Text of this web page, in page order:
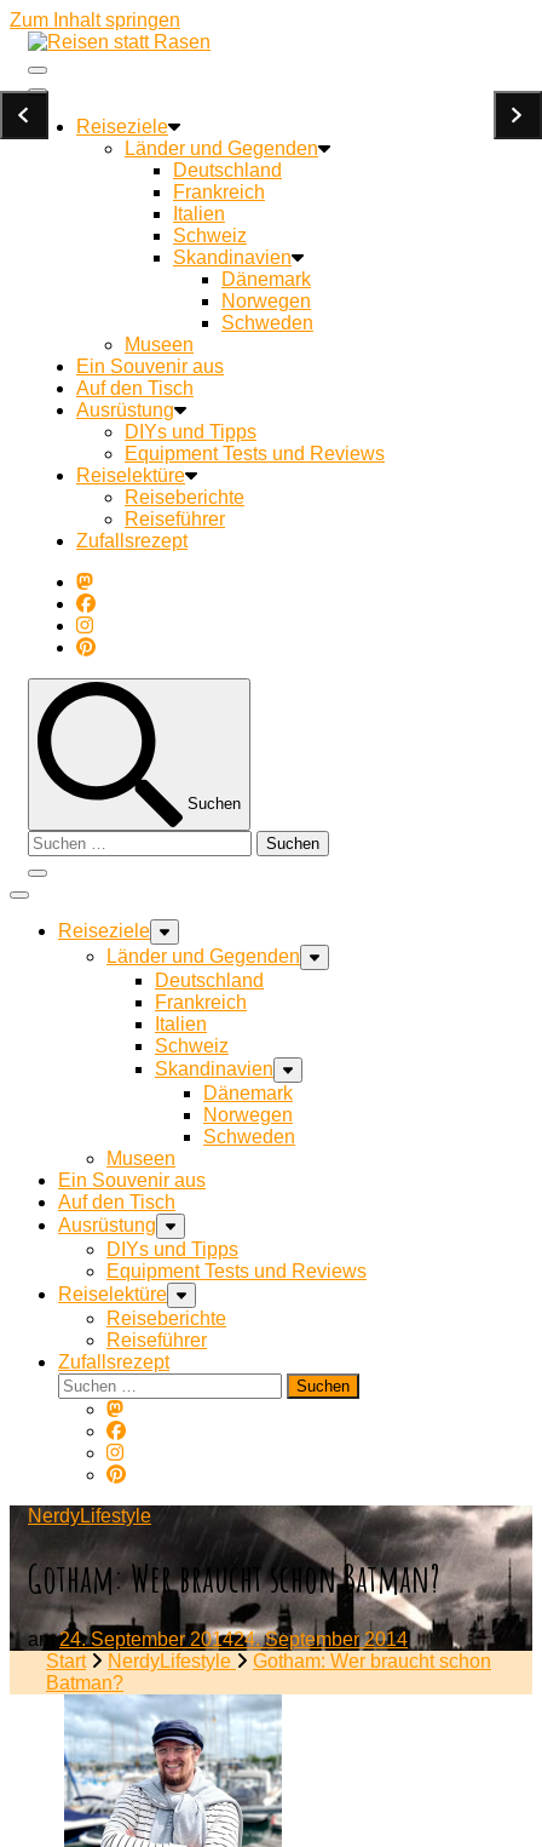
Zum Inhalt springen
Reisen statt Rasen
Reiseziele
Länder und Gegenden
Deutschland
Frankreich
Italien
Schweiz
Skandinavien
Dänemark
Norwegen
Schweden
Museen
Ein Souvenir aus
Auf den Tisch
Ausrüstung
DIYs und Tipps
Equipment Tests und Reviews
Reiselektüre
Reiseberichte
Reiseführer
Zufallsrezept
Suchen
Suchen
nach:
Reiseziele
Länder und Gegenden
Deutschland
Frankreich
Italien
Schweiz
Skandinavien
Dänemark
Norwegen
Schweden
Museen
Ein Souvenir aus
Auf den Tisch
Ausrüstung
DIYs und Tipps
Equipment Tests und Reviews
Reiselektüre
Reiseberichte
Reiseführer
Zufallsrezept
Suchen
nach:
NerdyLifestyle
Gotham: Wer braucht schon Batman?
am24. September 201424. September 2014
Start
NerdyLifestyle
Gotham: Wer braucht schon
Batman?